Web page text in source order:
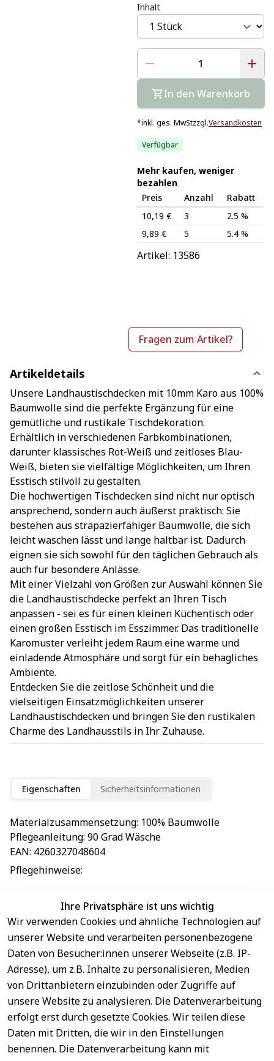
Inhalt
In den Warenkorb
*inkl. ges. MwStzzgl.Versandkosten
Verfügbar
Mehr kaufen, weniger
bezahlen
Preis
Anzahl
Rabatt
10,19 €
3
2.5 %
9,89 €
5 5.4 %
Artikel: 13586
Fragen zum Artikel?
Artikeldetails
Unsere Landhaustischdecken mit 10mm Karo aus 100%
Baumwolle sind die perfekte Ergänzung für eine
gemütliche und rustikale Tischdekoration.
Erhältlich in verschiedenen Farbkombinationen,
darunter klassisches Rot-Weiß und zeitloses Blau-
Weiß, bieten sie vielfältige Möglichkeiten, um Ihren
Esstisch stilvoll zu gestalten.
Die hochwertigen Tischdecken sind nicht nur optisch
ansprechend, sondern auch äußerst praktisch: Sie
bestehen aus strapazierfähiger Baumwolle, die sich
leicht waschen lässt und lange haltbar ist. Dadurch
eignen sie sich sowohl für den täglichen Gebrauch als
auch für besondere Anlässe.
Mit einer Vielzahl von Größen zur Auswahl können Sie
die Landhaustischdecke perfekt an Ihren Tisch
anpassen - sei es für einen kleinen Küchentisch oder
einen großen Esstisch im Esszimmer. Das traditionelle
Karomuster verleiht jedem Raum eine warme und
einladende Atmosphäre und sorgt für ein behagliches
Ambiente.
Entdecken Sie die zeitlose Schönheit und die
vielseitigen Einsatzmöglichkeiten unserer
Landhaustischdecken und bringen Sie den rustikalen
Charme des Landhausstils in Ihr Zuhause.
Eigenschaften Sicherheitsinformationen
Materialzusammensetzung: 100% Baumwolle
Pflegeanleitung: 90 Grad Wäsche
EAN: 4260327048604
Pflegehinweise:
EU-Verantwortliche Person - klicken Sie für Details
Ihre Privatsphäre ist uns wichtig
Wir verwenden Cookies und ähnliche Technologien auf
unserer Website und verarbeiten personenbezogene
Daten von Besucher:innen unserer Webseite (z.B. IP-
Adresse), um z.B. Inhalte zu personalisieren, Medien
von Drittanbietern einzubinden oder Zugriffe auf
unsere Website zu analysieren. Die Datenverarbeitung
erfolgt erst durch gesetzte Cookies. Wir teilen diese
Daten mit Dritten, die wir in den Einstellungen
benennen. Die Datenverarbeitung kann mit